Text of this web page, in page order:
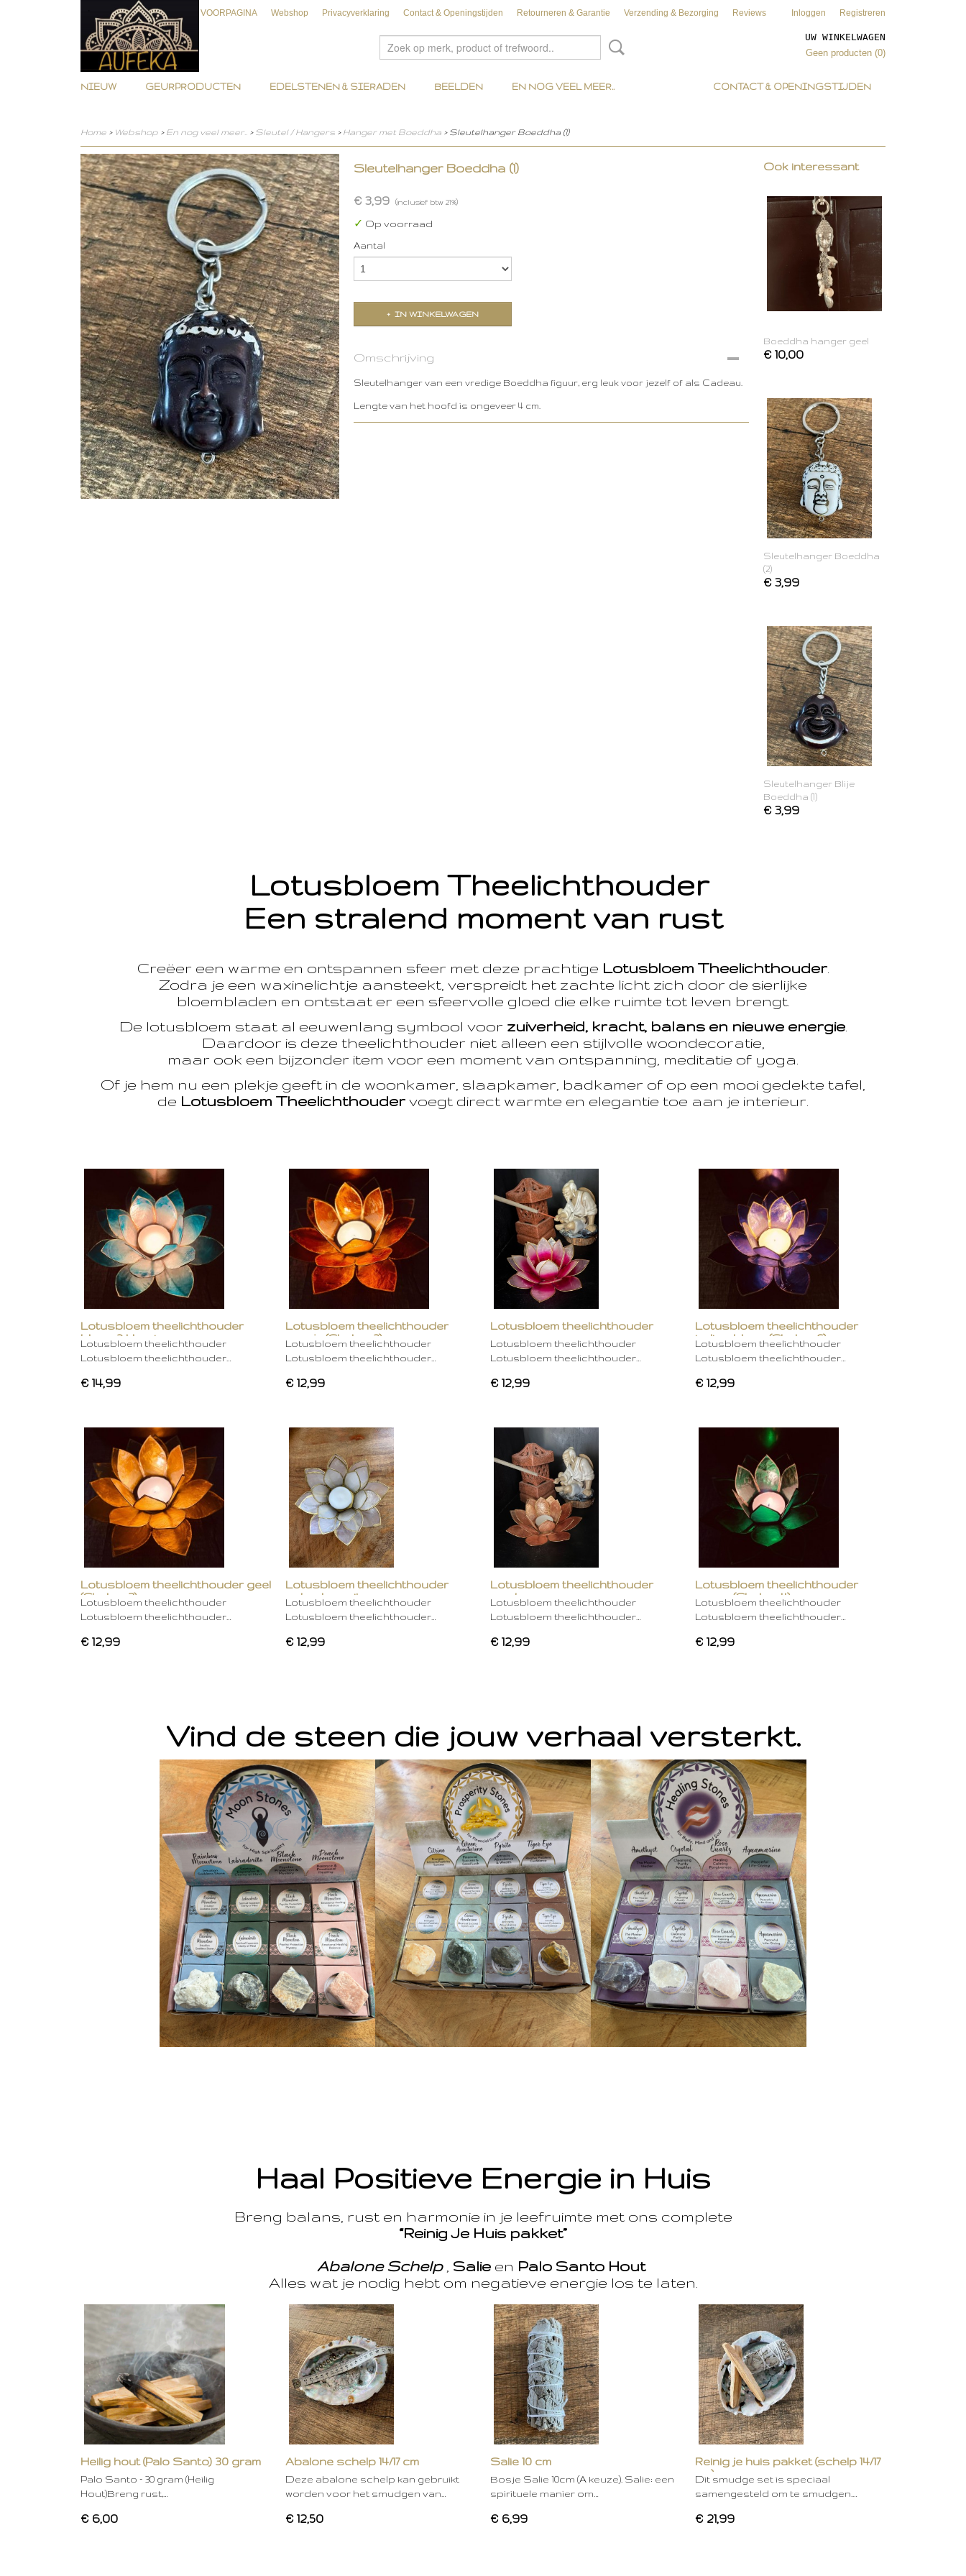
VOORPAGINA Webshop Privacyverklaring Contact & Openingstijden Retourneren & Garantie Verzending & Bezorging Reviews Inloggen Registreren
UW WINKELWAGEN
Geen producten (0)
CONTACT & OPENINGSTIJDEN
NIEUW GEURPRODUCTEN EDELSTENEN & SIERADEN BEELDEN EN NOG VEEL MEER..
Home > Webshop > En nog veel meer.. > Sleutel / Hangers > Hanger met Boeddha > Sleutelhanger Boeddha (1)
Sleutelhanger Boeddha (1)
€ 3,99 (inclusief btw 21%)
✓ Op voorraad
Aantal
IN WINKELWAGEN
Omschrijving
Sleutelhanger van een vredige Boeddha figuur, erg leuk voor jezelf of als Cadeau.
Lengte van het hoofd is ongeveer 4 cm.
Ook interessant
Boeddha hanger geel
€ 10,00
Sleutelhanger Boeddha
(2)
€ 3,99
Sleutelhanger Blije
Boeddha (1)
€ 3,99
Lotusbloem Theelichthouder
Een stralend moment van rust
Creëer een warme en ontspannen sfeer met deze prachtige Lotusbloem Theelichthouder.
Zodra je een waxinelichtje aansteekt, verspreidt het zachte licht zich door de sierlijke
bloembladen en ontstaat er een sfeervolle gloed die elke ruimte tot leven brengt.
De lotusbloem staat al eeuwenlang symbool voor zuiverheid, kracht, balans en nieuwe energie.
Daardoor is deze theelichthouder niet alleen een stijlvolle woondecoratie,
maar ook een bijzonder item voor een moment van ontspanning, meditatie of yoga.
Of je hem nu een plekje geeft in de woonkamer, slaapkamer, badkamer of op een mooi gedekte tafel,
de Lotusbloem Theelichthouder voegt direct warmte en elegantie toe aan je interieur.
Lotusbloem theelichthouder
blauw 2 kleurig
Lotusbloem theelichthouder
Lotusbloem theelichthouder…
€ 14,99
Lotusbloem theelichthouder
oranje (Chakra 2)
Lotusbloem theelichthouder
Lotusbloem theelichthouder…
€ 12,99
Lotusbloem theelichthouder
rose
Lotusbloem theelichthouder
Lotusbloem theelichthouder…
€ 12,99
Lotusbloem theelichthouder
indigo blauw (Chakra 6)
Lotusbloem theelichthouder
Lotusbloem theelichthouder…
€ 12,99
Lotusbloem theelichthouder geel
(Chakra 3)
Lotusbloem theelichthouder
Lotusbloem theelichthouder…
€ 12,99
Lotusbloem theelichthouder
gebroken wit
Lotusbloem theelichthouder
Lotusbloem theelichthouder…
€ 12,99
Lotusbloem theelichthouder
mocha
Lotusbloem theelichthouder
Lotusbloem theelichthouder…
€ 12,99
Lotusbloem theelichthouder
groen (Chakra 4)
Lotusbloem theelichthouder
Lotusbloem theelichthouder…
€ 12,99
Vind de steen die jouw verhaal versterkt.
Haal Positieve Energie in Huis
Breng balans, rust en harmonie in je leefruimte met ons complete
“Reinig Je Huis pakket”
Abalone Schelp, Salie en Palo Santo Hout
Alles wat je nodig hebt om negatieve energie los te laten.
Heilig hout (Palo Santo) 30 gram
Palo Santo – 30 gram (Heilig
Hout)Breng rust,…
€ 6,00
Abalone schelp 14/17 cm
Deze abalone schelp kan gebruikt
worden voor het smudgen van…
€ 12,50
Salie 10 cm
Bosje Salie 10cm (A keuze). Salie: een
spirituele manier om…
€ 6,99
Reinig je huis pakket (schelp 14/17
cm)
Dit smudge set is speciaal
samengesteld om te smudgen.…
€ 21,99